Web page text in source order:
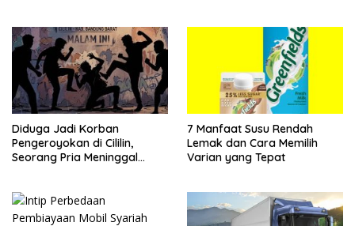
Diduga Jadi Korban
Pengeroyokan di Cililin,
Seorang Pria Meninggal
7 Manfaat Susu Rendah
Lemak dan Cara Memilih
Varian yang Tepat